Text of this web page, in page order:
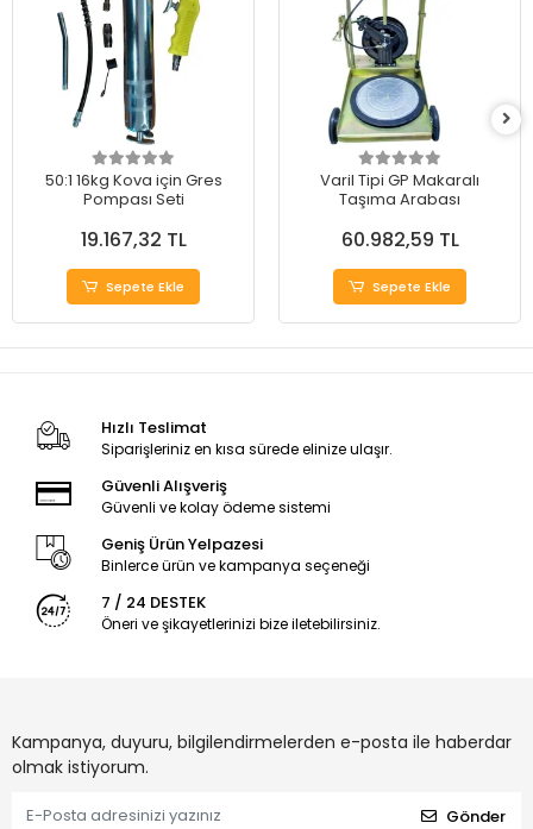
50:1 16kg Kova için Gres
Pompası Seti
19.167,32 TL
Sepete Ekle
Varil Tipi GP Makaralı
Taşıma Arabası
60.982,59 TL
Sepete Ekle
Hızlı Teslimat
Siparişleriniz en kısa sürede elinize ulaşır.
Güvenli Alışveriş
Güvenli ve kolay ödeme sistemi
Geniş Ürün Yelpazesi
Binlerce ürün ve kampanya seçeneği
7 / 24 DESTEK
Öneri ve şikayetlerinizi bize iletebilirsiniz.
Kampanya, duyuru, bilgilendirmelerden e-posta ile haberdar
olmak istiyorum.
Gönder